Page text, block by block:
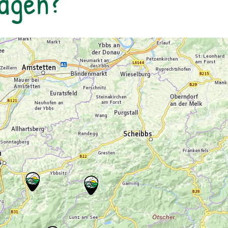
Jugendliche bis 15 Jahre: € 5,00Familienkarte
(max. 4 Personen): € 12,00